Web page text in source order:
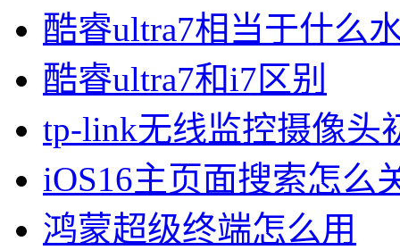
酷睿ultra7相当于什么
酷睿ultra7和i7区别
tp-link无线监控摄像头
iOS16主页面搜索怎么
鸿蒙超级终端怎么用